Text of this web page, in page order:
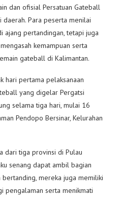
dan ofisial Persatuan Gateball
Para peserta menilai
ajang pertandingan, tetapi juga
kemampuan serta
gateball di Kalimantan.
hari pertama pelaksanaan
yang digelar Pergatsi
selama tiga hari, mulai 16
Pendopo Bersinar, Kelurahan
dari tiga provinsi di Pulau
senang dapat ambil bagian
mereka juga memiliki
pengalaman serta menikmati